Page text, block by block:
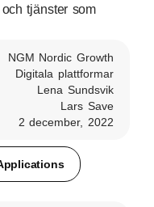
tjänster som
NGM Nordic Growth
Digitala plattformar
Lena Sundsvik
Lars Save
2 december, 2022